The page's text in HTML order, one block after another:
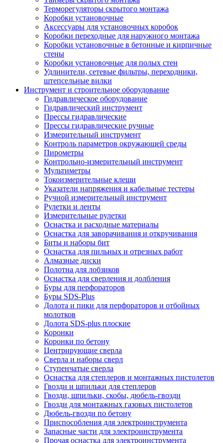
Терморегуляторы скрытого монтажа
Коробки установочные
Аксессуары для установочных коробок
Коробки переходные для наружного монтажа
Коробки установочные в бетонные и кирпичные
стены
Коробки установочные для полых стен
Удлинители, сетевые фильтры, переходники,
штепсельные вилки
Инструмент и строительное оборудование
Гидравлическое оборудование
Гидравлический инструмент
Прессы гидравлические
Прессы гидравлические ручные
Измерительный инструмент
Контроль параметров окружающей среды
Пирометры
Контрольно-измерительный инструмент
Мультиметры
Токоизмерительные клещи
Указатели напряжения и кабельные тестеры
Ручной измерительный инструмент
Рулетки и ленты
Измерительные рулетки
Оснастка и расходные материалы
Оснастка для заворачивания и откручивания
Биты и наборы бит
Оснастка для пильных и отрезных работ
Алмазные диски
Полотна для лобзиков
Оснастка для сверления и долбления
Буры для перфораторов
Буры SDS-Plus
Долота и пики для перфораторов и отбойных
молотков
Долота SDS-plus плоские
Коронки
Коронки по бетону
Центрирующие сверла
Сверла и наборы сверл
Ступенчатые сверла
Оснастка для степлеров и монтажных пистолетов
Гвозди и шпильки для степлеров
Гвозди, шпильки, скобы, дюбель-гвозди
Гвозди для монтажных газовых пистолетов
Дюбель-гвозди по бетону
Приспособления для электроинструмента
Запасные части для электроинструмента
Прочая оснастка для электроинструмента